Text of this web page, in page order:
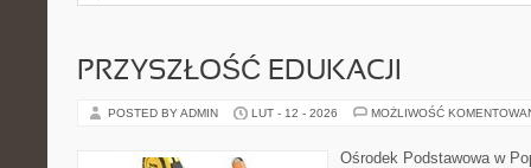
PRZYSZŁOŚĆ EDUKACJI
POSTED BY ADMIN LUT - 12 - 2026 MOŻLIWOŚĆ
Ośrodek Podstawowa w